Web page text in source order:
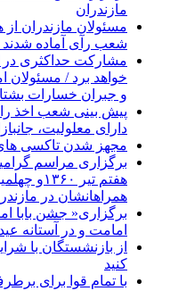
مازندران
مسئولان مازندران
شعب رآی آماده شدند
مشارکت حداکثری در
خواهد برد / مسئولان
و جبران خسارات
پیش بینی شعب اخذ
دارای معلولیت،
مجهز شدن تاکسی
برگزاری مراسم
هفتم
همراهانشان در
برگزاری« جشن بابا
امامت و در آستانه
از بازنشستگان با
کنید
با تمام قوا برای